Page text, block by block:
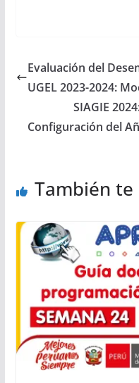
Evaluación del
UGEL 2023-2024:
SIAGIE
Configuración del
También